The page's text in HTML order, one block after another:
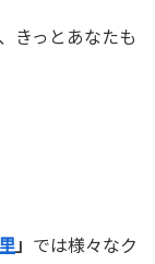
きっとあなたも
」 では様々なク